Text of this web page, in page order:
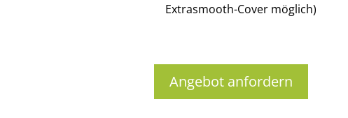
Extrasmooth-Cover möglich)
Angebot anfordern